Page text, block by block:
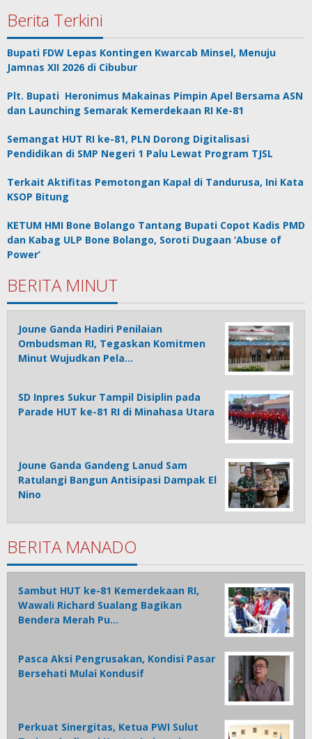
Berita Terkini
Bupati FDW Lepas Kontingen Kwarcab Minsel, Menuju
Jamnas XII 2026 di Cibubur
Plt. Bupati Heronimus Makainas Pimpin Apel Bersama ASN
dan Launching Semarak Kemerdekaan RI Ke-81
Semangat HUT RI ke-81, PLN Dorong Digitalisasi
Pendidikan di SMP Negeri 1 Palu Lewat Program TJSL
Terkait Aktifitas Pemotongan Kapal di Tandurusa, Ini Kata
KSOP Bitung
KETUM HMI Bone Bolango Tantang Bupati Copot Kadis PMD
dan Kabag ULP Bone Bolango, Soroti Dugaan ‘Abuse of
Power’
BERITA MINUT
Joune Ganda Hadiri Penilaian
Ombudsman RI, Tegaskan Komitmen
Minut Wujudkan Pela…
SD Inpres Sukur Tampil Disiplin pada
Parade HUT ke-81 RI di Minahasa Utara
Joune Ganda Gandeng Lanud Sam
Ratulangi Bangun Antisipasi Dampak El
Nino
BERITA MANADO
Sambut HUT ke-81 Kemerdekaan RI,
Wawali Richard Sualang Bagikan
Bendera Merah Pu…
Pasca Aksi Pengrusakan, Kondisi Pasar
Bersehati Mulai Kondusif
Perkuat Sinergitas, Ketua PWI Sulut